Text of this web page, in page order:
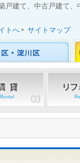
戸建て、中古戸建て、
トへ サイトマップ